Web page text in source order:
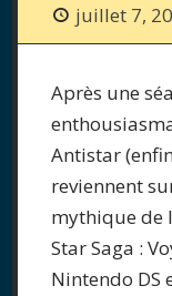
juillet 7,
Après une
Antistar
reviennent
mythique de
Star Saga :
Nintendo DS